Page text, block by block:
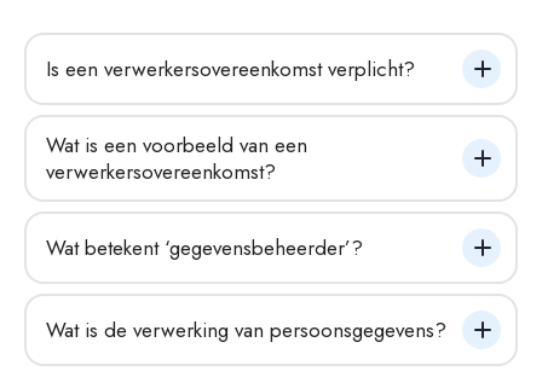
Is een verwerkersovereenkomst verplicht?
Wat is een voorbeeld van een
verwerkersovereenkomst?
Wat betekent ‘gegevensbeheerder’?
Wat is de verwerking van persoonsgegevens?